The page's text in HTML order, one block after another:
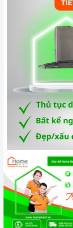
Công nghệ hiện đại
Công suất hút
Máy hút mùi
gió kết hợp với
phận cơ bản
lưới lọc, quạt
hút.
làm cho công
Chức năng an
Máy sử dụng
đẩy ra ngoài
chức năng khử